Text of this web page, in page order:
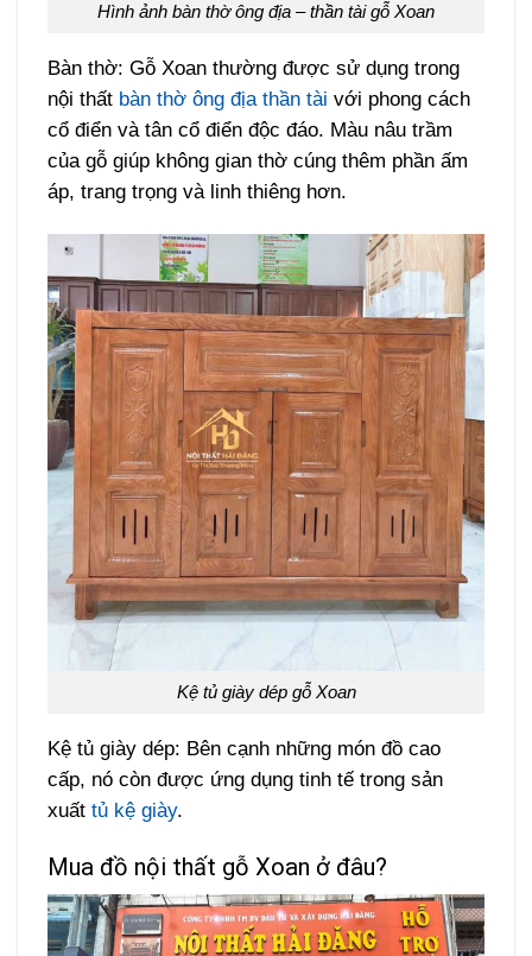
Hình ảnh bàn thờ ông địa – thần tài gỗ Xoan
Bàn thờ: Gỗ Xoan thường được sử dụng trong
nội thất bàn thờ ông địa thần tài với phong cách
cổ điển và tân cổ điển độc đáo. Màu nâu trầm
của gỗ giúp không gian thờ cúng thêm phần ấm
áp, trang trọng và linh thiêng hơn.
Kệ tủ giày dép gỗ Xoan
Kệ tủ giày dép: Bên cạnh những món đồ cao
cấp, nó còn được ứng dụng tinh tế trong sản
xuấttủ kệ giày.
Mua đồ nội thất gỗ Xoan ở đâu?